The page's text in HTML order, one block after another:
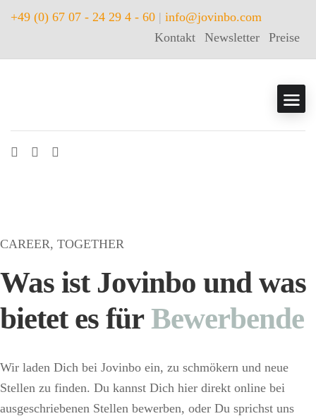
+49 (0) 67 07 - 24 29 4 - 60 | info@jovinbo.com
Kontakt
Newsletter Preise
CAREER, TOGETHER
Was ist Jovinbo und was
bietet es für Bewerbende
Wir laden Dich bei Jovinbo ein, zu schmökern und neue
Stellen zu finden. Du kannst Dich hier direkt online bei
ausgeschriebenen Stellen bewerben, oder Du sprichst uns